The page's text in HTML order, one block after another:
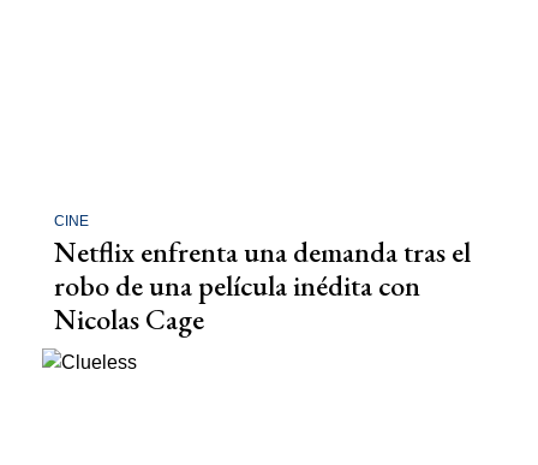
CINE
Netflix enfrenta una demanda tras el
robo de una película inédita con
Nicolas Cage